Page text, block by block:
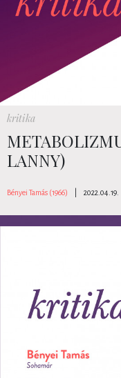
kritika
LANNY)
Bényei Tamás (1966) 2022.04.19.